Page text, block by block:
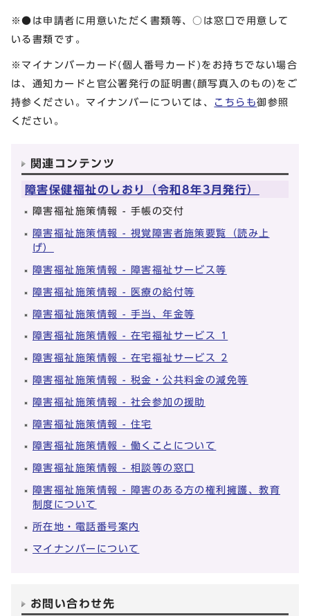
※●は申請者に用意いただく書類等、○は窓口で用意して
いる書類です。
※マイナンバーカード(個人番号カード)をお持ちでない場合
は、通知カードと官公署発行の証明書(顔写真入のもの)をご
持参ください。マイナンバーについては、
こちらも御参照
ください。
関連コンテンツ
障害保健福祉のしおり（令和8年3月発行）
障害福祉施策情報 - 手帳の交付
障害福祉施策情報 - 視覚障害者施策要覧（読み上
げ）
障害福祉施策情報 - 障害福祉サービス等
障害福祉施策情報 - 医療の給付等
障害福祉施策情報 - 手当、年金等
障害福祉施策情報 - 在宅福祉サービス 1
障害福祉施策情報 - 在宅福祉サービス 2
障害福祉施策情報 - 税金・公共料金の減免等
障害福祉施策情報 - 社会参加の援助
障害福祉施策情報 - 住宅
障害福祉施策情報 - 働くことについて
障害福祉施策情報 - 相談等の窓口
障害福祉施策情報 - 障害のある方の権利擁護、教育
制度について
所在地・電話番号案内
マイナンバーについて
お問い合わせ先